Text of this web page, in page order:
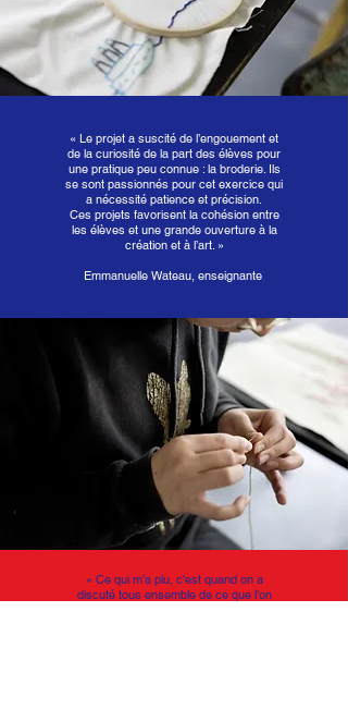
« Le projet a suscité de l’engouement et
de la curiosité de la part des élèves pour
une pratique peu connue : la broderie. Ils
se sont passionnés pour cet exercice qui
a nécessité patience et précision.
Ces projets favorisent la cohésion entre
les élèves et une grande ouverture à la
création et à l’art. »
Emmanuelle Wateau, enseignante
« Ce qui m’a plu, c’est quand on a
discuté tous ensemble de ce que l’on